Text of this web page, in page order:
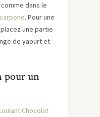
dans le
. Pour une
une partie
de yaourt et
pour un
Chocolat